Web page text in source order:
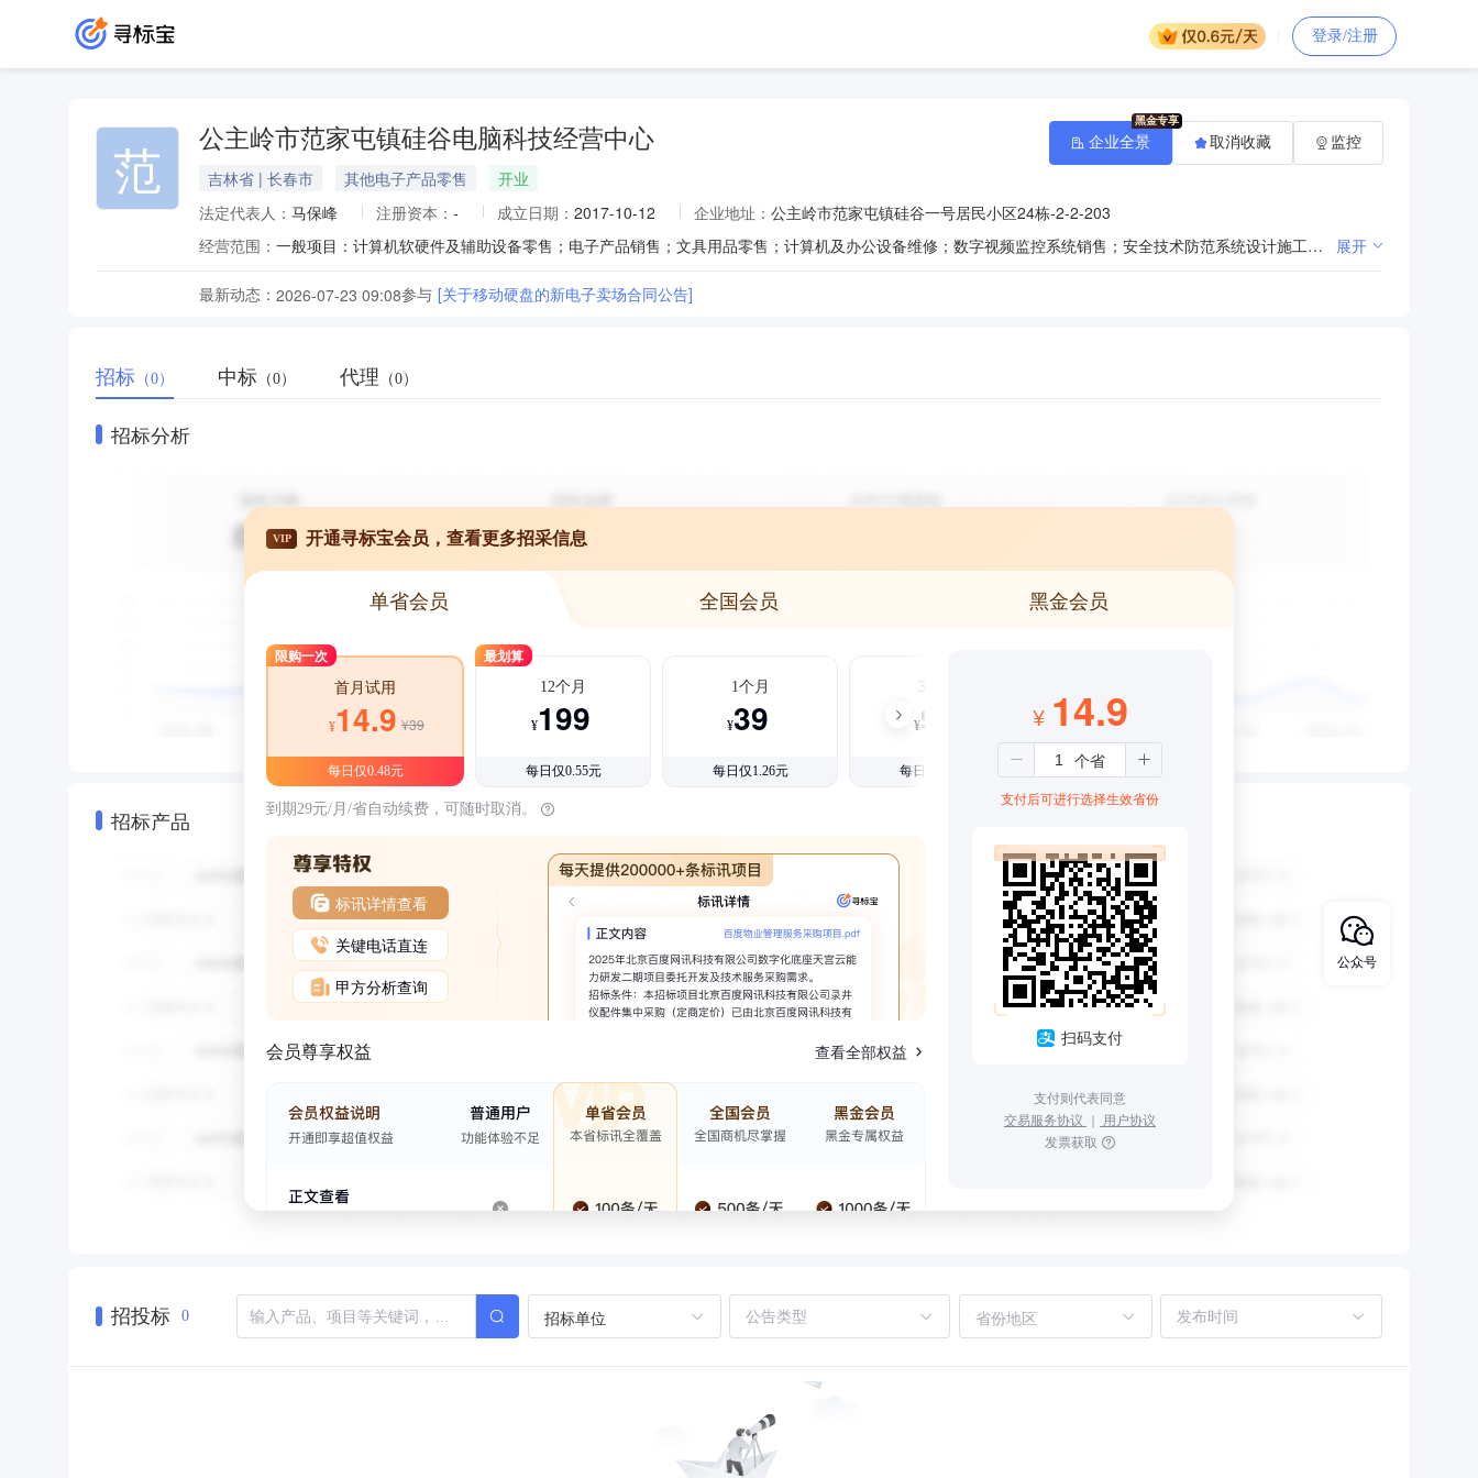
登录/注册
范 公主岭市范家屯镇硅谷电脑科技经营中心
吉林省 | 长春市 其他电子产品零售
开业
法定代表人： 马保峰 注册资本： - 成立日期： 2017-10-12 企业地址： 公主岭市范家屯镇硅谷一号居民小区24栋-2-2-203
经营范围：
一般项目：计算机软硬件及辅助设备零售；电子产品销售；文具用品零售；计算机及办公设备维修；数字视频监控系统销售；安全技术防范系统设计施工服务；信息系统运行维护服务；网络设备销售；信息安全设备销售。（除依法须经批准的项目外，凭营业执照依法自主开展经营活动） 展开
最新动态： 2026-07-23 09:08参与 [关于移动硬盘的新电子卖场合同公告]
企业全景 取消收藏 监控
招标 （0） 中标 （0） 代理 （0）
招标分析
招标产品
VIP 开通寻标宝会员，查看更多招采信息
单省会员 全国会员 黑金会员
限购一次
首月试用
¥14.9 ¥39
每日仅0.48元
最划算
12个月
¥199
每日仅0.55元
1个月
¥39
每日仅1.26元
3个月
¥99
每日仅1.08元
到期29元/月/省自动续费，可随时取消。
标讯详情查看
关键电话直连
甲方分析查询
会员尊享权益 查看全部权益
¥ 14.9
支付后可进行选择生效省份
扫码支付
支付则代表同意
交易服务协议 ｜ 用户协议
发票获取
招投标 0 招标单位 省份地区
公众号